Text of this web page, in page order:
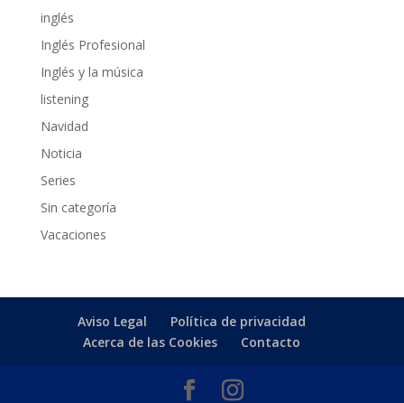
inglés
Inglés Profesional
Inglés y la música
listening
Navidad
Noticia
Series
Sin categoría
Vacaciones
Aviso Legal
Política de privacidad
Acerca de las Cookies
Contacto